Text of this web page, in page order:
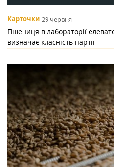
Карточки 29 червня
Пшениця в лабораторії
визначає класність партії